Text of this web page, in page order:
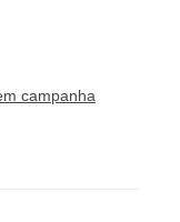
campanha